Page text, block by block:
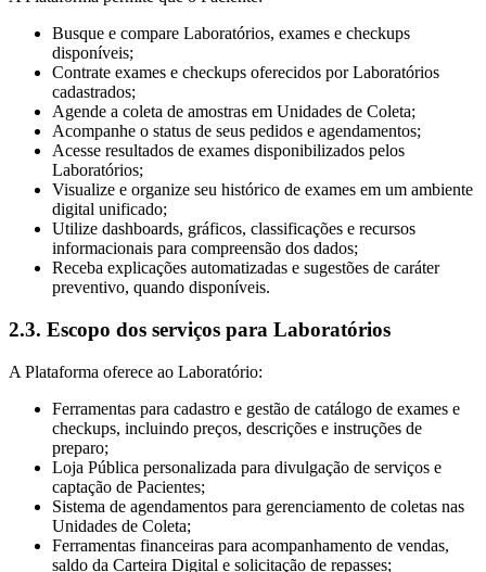
Busque e compare Laboratórios, exames e checkups
disponíveis;
Contrate exames e checkups oferecidos por Laboratórios
cadastrados;
Agende a coleta de amostras em Unidades de Coleta;
Acompanhe o status de seus pedidos e agendamentos;
Acesse resultados de exames disponibilizados pelos
Laboratórios;
Visualize e organize seu histórico de exames em um ambiente
digital unificado;
Utilize dashboards, gráficos, classificações e recursos
informacionais para compreensão dos dados;
Receba explicações automatizadas e sugestões de caráter
preventivo, quando disponíveis.
2.3. Escopo dos serviços para Laboratórios
A Plataforma oferece ao Laboratório:
Ferramentas para cadastro e gestão de catálogo de exames e
checkups, incluindo preços, descrições e instruções de
preparo;
Loja Pública personalizada para divulgação de serviços e
captação de Pacientes;
Sistema de agendamentos para gerenciamento de coletas nas
Unidades de Coleta;
Ferramentas financeiras para acompanhamento de vendas,
saldo da Carteira Digital e solicitação de repasses;